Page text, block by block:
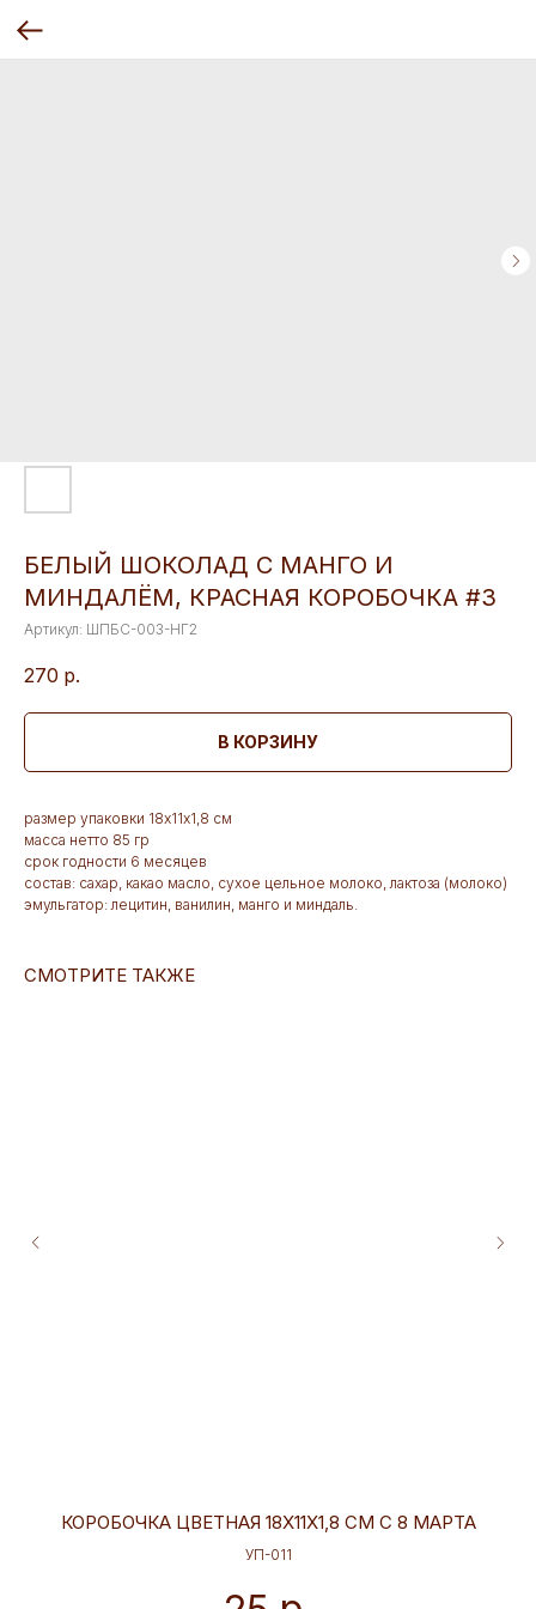
БЕЛЫЙ ШОКОЛАД С МАНГО И
МИНДАЛЁМ, КРАСНАЯ КОРОБОЧКА #3
Артикул: ШПБС-003-НГ2
270 р.
В КОРЗИНУ
размер упаковки 18х11х1,8 см
масса нетто 85 гр
срок годности 6 месяцев
состав: сахар, какао масло, сухое цельное молоко, лактоза (молоко)
эмульгатор: лецитин, ванилин, манго и миндаль.
СМОТРИТЕ ТАКЖЕ
КОРОБОЧКА ЦВЕТНАЯ 18Х11Х1,8 СМ С 8 МАРТА
УП-011